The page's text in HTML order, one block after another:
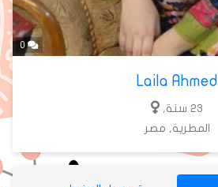
0
Laila Ahmed
23 سنة,
المطرية, مصر